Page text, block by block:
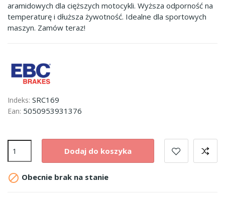
aramidowych dla cięższych motocykli. Wyższa odporność na
temperaturę i dłuższa żywotność. Idealne dla sportowych
maszyn. Zamów teraz!
Indeks: SRC169
Ean: 5050953931376
Dodaj do koszyka
 Obecnie brak na stanie